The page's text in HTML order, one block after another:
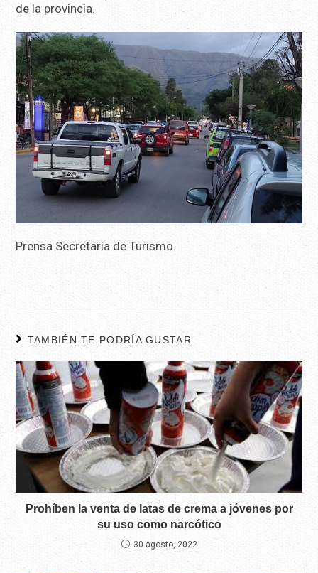
de la provincia.
Prensa Secretaría de Turismo.
TAMBIÉN TE PODRÍA GUSTAR
Prohíben la venta de latas de crema a jóvenes por
su uso como narcótico
30 agosto, 2022